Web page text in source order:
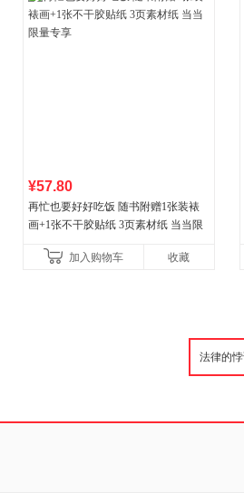
¥57.80
再忙也要好好吃饭 随书附赠1张装裱
画+1张不干胶贴纸 3页素材纸 当当限
加入购物车
收藏